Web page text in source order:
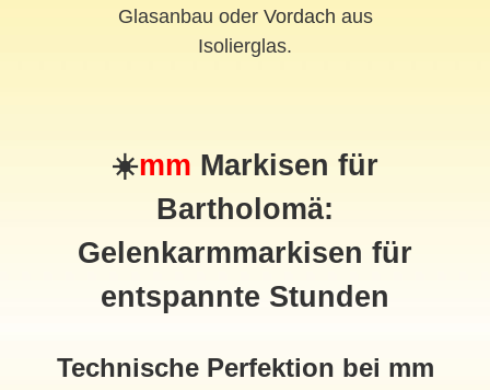
Glasanbau oder Vordach aus
Isolierglas.
☀️mm Markisen für
Bartholomä:
Gelenkarmmarkisen für
entspannte Stunden
Technische Perfektion bei mm